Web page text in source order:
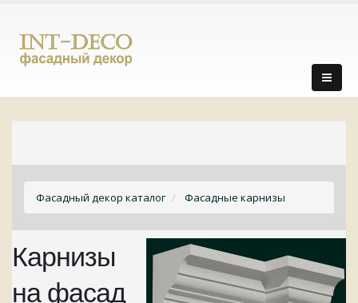
Фасадный декор каталог Фасадные карнизы
Карнизы
на фасад